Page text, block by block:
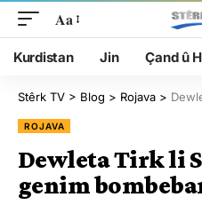
Aa
Kurdistan Jin Çand û
Stêrk TV > Blog > Rojava >
ROJAVA
Dewleta Tirk li
genim